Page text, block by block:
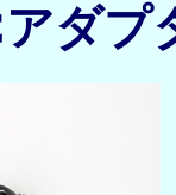
ダプ